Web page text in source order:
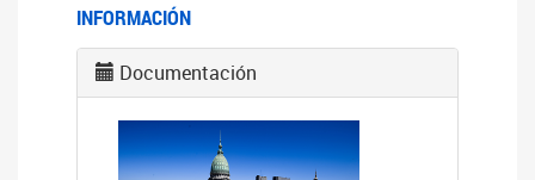
INFORMACIÓN
Documentación